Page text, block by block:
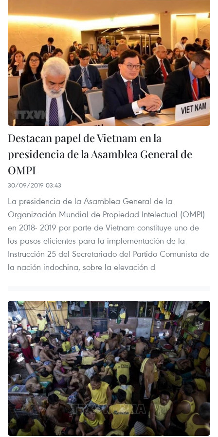
Destacan papel de Vietnam en la
presidencia de la Asamblea General de
OMPI
30/09/2019 03:43
La presidencia de la Asamblea General de la
Organización Mundial de Propiedad Intelectual (OMPI)
en 2018- 2019 por parte de Vietnam constituye uno de
los pasos eficientes para la implementación de la
Instrucción 25 del Secretariado del Partido Comunista de
la nación indochina, sobre la elevación d